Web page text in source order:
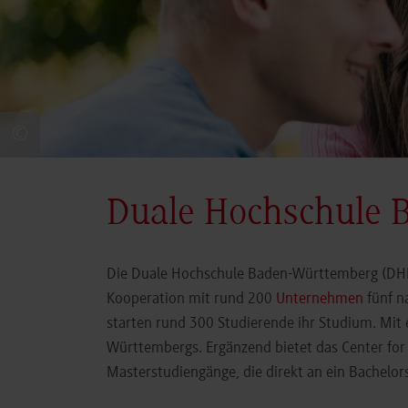
Duale Hochschule
Die Duale Hochschule Baden-Württemberg
Kooperation mit rund 200 Unternehmen fünf
starten rund 300 Studierende ihr Studium. Mit
Württembergs. Ergänzend bietet das Center
Masterstudiengänge, die direkt an ein